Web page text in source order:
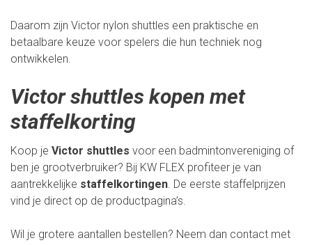
Daarom zijn Victor nylon shuttles een praktische en
betaalbare keuze voor spelers die hun techniek nog
ontwikkelen.
Victor shuttles kopen met
staffelkorting
Koop je Victor shuttles voor een badmintonvereniging of
ben je grootverbruiker? Bij KW FLEX profiteer je van
aantrekkelijke staffelkortingen. De eerste staffelprijzen
vind je direct op de productpagina’s.
Wil je grotere aantallen bestellen? Neem dan contact met